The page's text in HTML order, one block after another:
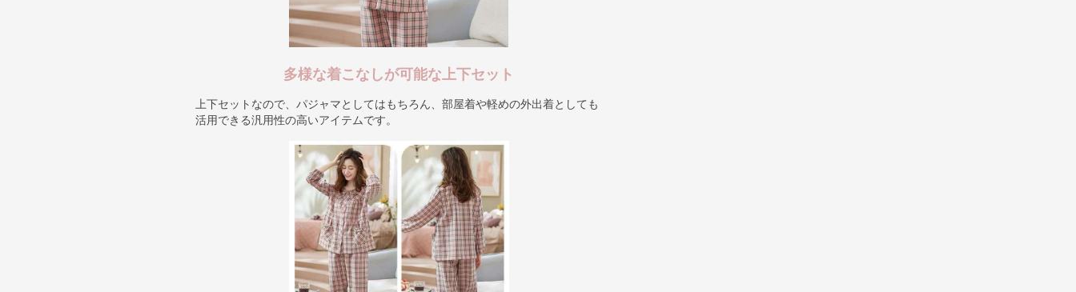
多様な着こなしが可能な上下セット
上下セットなので、パジャマとしてはもちろん、部屋着や軽めの外出着としても
活用できる汎用性の高いアイテムです。